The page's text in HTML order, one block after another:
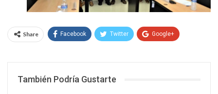
Share Facebook Twitter Google+
También Podría Gustarte